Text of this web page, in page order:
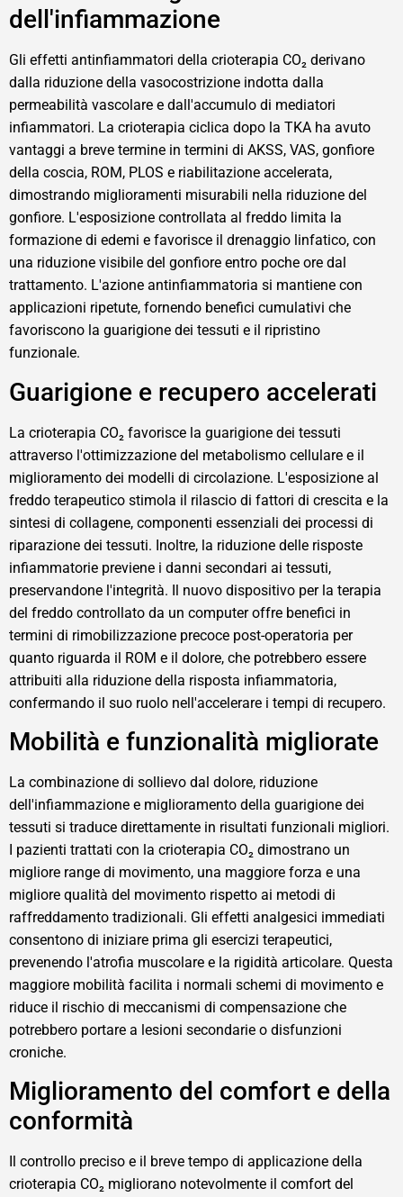
dell'infiammazione
Gli effetti antinfiammatori della crioterapia CO₂ derivano
dalla riduzione della vasocostrizione indotta dalla
permeabilità vascolare e dall'accumulo di mediatori
infiammatori. La crioterapia ciclica dopo la TKA ha avuto
vantaggi a breve termine in termini di AKSS, VAS, gonfiore
della coscia, ROM, PLOS e riabilitazione accelerata,
dimostrando miglioramenti misurabili nella riduzione del
gonfiore. L'esposizione controllata al freddo limita la
formazione di edemi e favorisce il drenaggio linfatico, con
una riduzione visibile del gonfiore entro poche ore dal
trattamento. L'azione antinfiammatoria si mantiene con
applicazioni ripetute, fornendo benefici cumulativi che
favoriscono la guarigione dei tessuti e il ripristino
funzionale.
Guarigione e recupero accelerati
La crioterapia CO₂ favorisce la guarigione dei tessuti
attraverso l'ottimizzazione del metabolismo cellulare e il
miglioramento dei modelli di circolazione. L'esposizione al
freddo terapeutico stimola il rilascio di fattori di crescita e la
sintesi di collagene, componenti essenziali dei processi di
riparazione dei tessuti. Inoltre, la riduzione delle risposte
infiammatorie previene i danni secondari ai tessuti,
preservandone l'integrità. Il nuovo dispositivo per la terapia
del freddo controllato da un computer offre benefici in
termini di rimobilizzazione precoce post-operatoria per
quanto riguarda il ROM e il dolore, che potrebbero essere
attribuiti alla riduzione della risposta infiammatoria,
confermando il suo ruolo nell'accelerare i tempi di recupero.
Mobilità e funzionalità migliorate
La combinazione di sollievo dal dolore, riduzione
dell'infiammazione e miglioramento della guarigione dei
tessuti si traduce direttamente in risultati funzionali migliori.
I pazienti trattati con la crioterapia CO₂ dimostrano un
migliore range di movimento, una maggiore forza e una
migliore qualità del movimento rispetto ai metodi di
raffreddamento tradizionali. Gli effetti analgesici immediati
consentono di iniziare prima gli esercizi terapeutici,
prevenendo l'atrofia muscolare e la rigidità articolare. Questa
maggiore mobilità facilita i normali schemi di movimento e
riduce il rischio di meccanismi di compensazione che
potrebbero portare a lesioni secondarie o disfunzioni
croniche.
Miglioramento del comfort e della
conformità
Il controllo preciso e il breve tempo di applicazione della
crioterapia CO₂ migliorano notevolmente il comfort del